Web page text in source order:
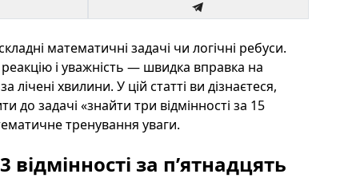
математичні задачі чи логічні ребуси.
і уважність — швидка вправка на
хвилини. У цій статті ви дізнаєтеся,
до задачі «знайти три відмінності за 15
тренування уваги.
за п’ятнадцять